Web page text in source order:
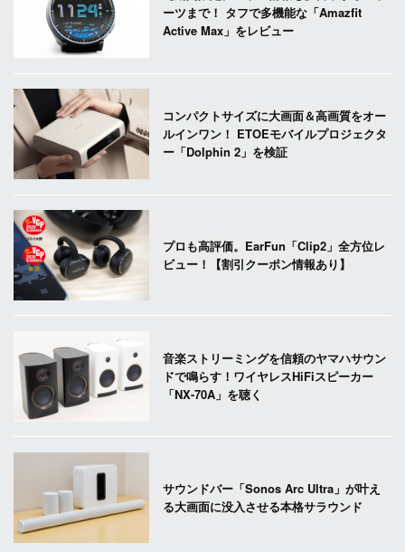
ーツまで！ タフで多機能な「Amazfit
Active Max」をレビュー
コンパクトサイズに大画面＆高画質をオー
ルインワン！ ETOEモバイルプロジェクタ
ー「Dolphin 2」を検証
プロも高評価。EarFun「Clip2」全方位レ
ビュー！【割引クーポン情報あり】
音楽ストリーミングを信頼のヤマハサウン
ドで鳴らす！ワイヤレスHiFiスピーカー
「NX-70A」を聴く
サウンドバー「Sonos Arc Ultra」が叶え
る大画面に没入させる本格サラウンド